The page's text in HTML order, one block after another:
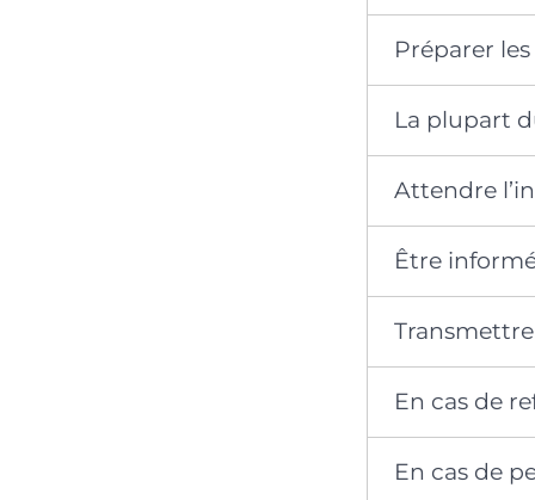
Préparer
La plupart
Attendre
Être
En cas de
En cas de